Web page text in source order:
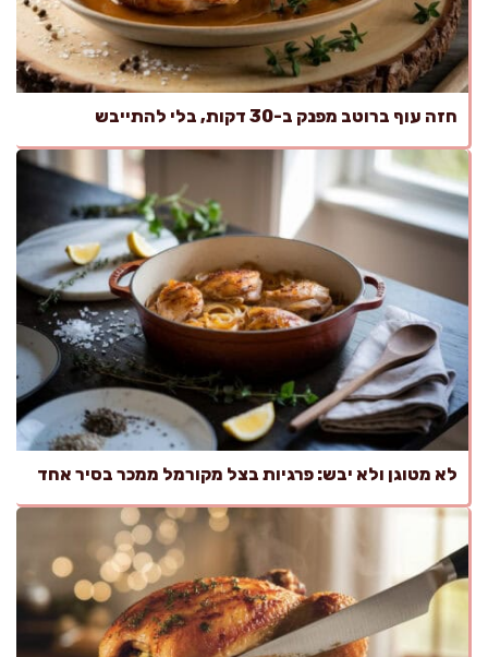
חזה עוף ברוטב מפנק ב-30 דקות, בלי להתייבש
לא מטוגן ולא יבש: פרגיות בצל מקורמל ממכר בסיר אחד